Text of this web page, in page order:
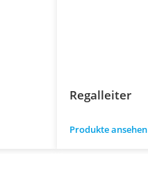
Regalleiter
Produkte ansehen